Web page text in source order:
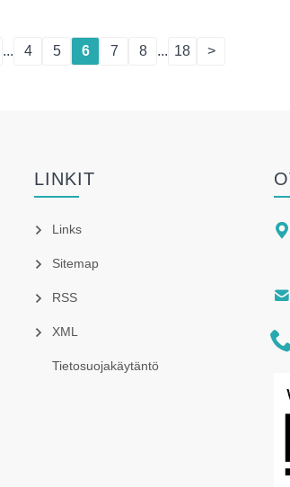
... 4 5 6 7 8 ... 18 >
LINKIT
Links
Sitemap
RSS
XML
Tietosuojakäytäntö


